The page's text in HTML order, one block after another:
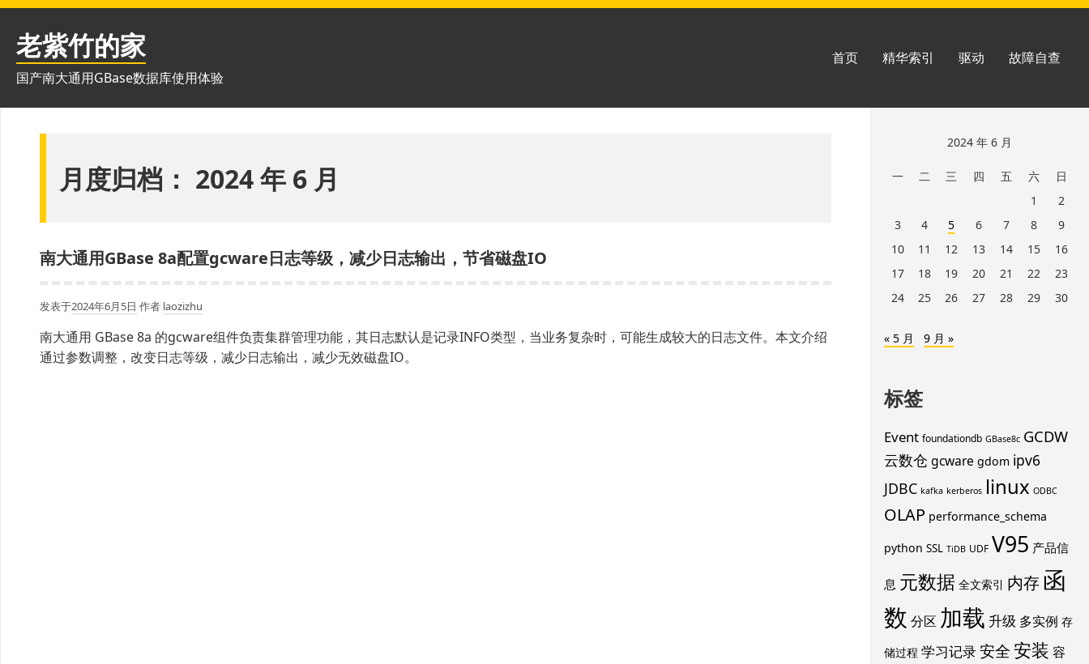
跳
老紫竹的家
国产南大通用GBase数据库使用体验
首页 精华索引 驱动 故障自查
月度归档： 2024 年 6 月
南大通用GBase 8a配置gcware日志等级，减少日志输出，节省磁盘IO
发表于2024年6月5日 作者 laozizhu
南大通用 GBase 8a 的gcware组件负责集群管理功能，其日志默认是记录INFO类型，当业务复杂时，可能生成较大的日志文件。本文介绍
通过参数调整，改变日志等级，减少日志输出，减少无效磁盘IO。
页
2024 年 6 月
一 二 三 四 五 六
日
1
2
3
4 5 6 7 8
9
10
11 12 13 14 15
16
17
18 19 20 21 22
23
24
25 26 27 28 29 30
« 5 月 9 月 »
标签
Event foundationdb GBase8c GCDW
云数仓 gcware gdom ipv6
JDBC kafka kerberos linux ODBC
OLAP performance_schema
python SSL TiDB UDF V95 产品信
息 元数据 全文索引 内存函
数 分区 加载 升级 多实例 存
储过程 学习记录安全安装 容